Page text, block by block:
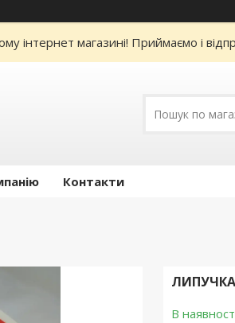
інтернет магазині! Приймаємо і
Контакти
ЛИПУЧКА
В